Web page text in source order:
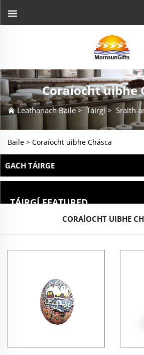
Coraíocht uibhe
Leathanach Baile>Táirgí> Sraith
Baile > Coraíocht uibhe Chásca
GACH TÁIRGE
TÁIRGÍ FEATURED
CORAÍOCHT UIBHE